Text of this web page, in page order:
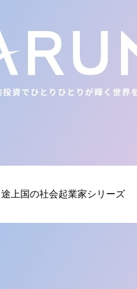
途上国の社会起業家シリーズ